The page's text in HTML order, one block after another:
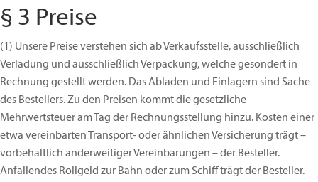
§ 3 Preise
(1) Unsere Preise verstehen sich ab Verkaufsstelle, ausschließlich
Verladung und ausschließlich Verpackung, welche gesondert in
Rechnung gestellt werden. Das Abladen und Einlagern sind Sache
des Bestellers. Zu den Preisen kommt die gesetzliche
Mehrwertsteuer am Tag der Rechnungsstellung hinzu. Kosten einer
etwa vereinbarten Transport- oder ähnlichen Versicherung trägt –
vorbehaltlich anderweitiger Vereinbarungen – der Besteller.
Anfallendes Rollgeld zur Bahn oder zum Schiff trägt der Besteller.